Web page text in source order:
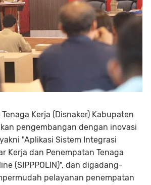
Tenaga Kerja (Disnaker) Kabupaten
pengembangan dengan inovasi
"Aplikasi Sistem Integrasi
Kerja dan Penempatan Tenaga
(SIPPPOLIN)", dan digadang-
pelayanan penempatan